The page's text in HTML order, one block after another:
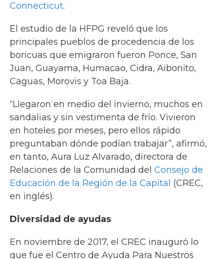
Connecticut.
El estudio de la HFPG reveló que los
principales pueblos de procedencia de los
boricuas que emigraron fueron Ponce, San
Juan, Guayama, Humacao, Cidra, Aibonito,
Caguas, Morovis y Toa Baja.
“Llegaron en medio del invierno, muchos en
sandalias y sin vestimenta de frío. Vivieron
en hoteles por meses, pero ellos rápido
preguntaban dónde podían trabajar”, afirmó,
en tanto, Aura Luz Alvarado, directora de
Relaciones de la Comunidad del Consejo de
Educación de la Región de la Capital (CREC,
en inglés).
Diversidad de ayudas
En noviembre de 2017, el CREC inauguró lo
que fue el Centro de Ayuda Para Nuestros